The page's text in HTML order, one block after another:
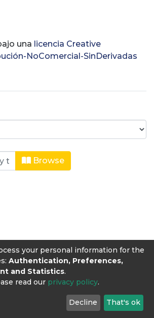
una licencia Creative
NoComercial-SinDerivadas
en
Browse
your personal information for the
Authentication, Preferences,
and Statistics.
read our privacy policy.
Decline That's ok